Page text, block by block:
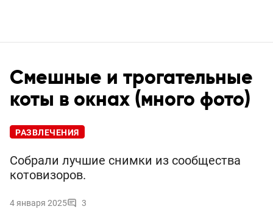
Смешные и трогательные
коты в окнах (много фото)
РАЗВЛЕЧЕНИЯ
Собрали лучшие снимки из сообщества
котовизоров.
4 января 2025 3